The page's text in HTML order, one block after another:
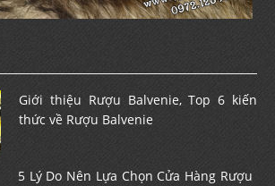
Giới thiệu Rượu Balvenie, Top 6 kiến
thức về Rượu Balvenie
5 Lý Do Nên Lựa Chọn Cửa Hàng Rượu